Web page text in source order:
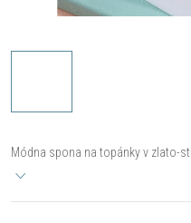
Módna spona na topánky v zlato-